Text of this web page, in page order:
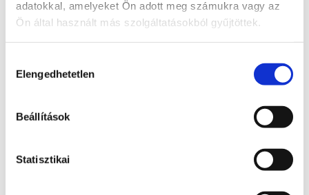
adatokkal, amelyeket Ön adott meg számukra vagy az
Ön által használt más szolgáltatásokból gyűjtöttek.
kiválasztása
Elengedhetetlen
Beállítások
Statisztikai
golyó (6,5)
11 900